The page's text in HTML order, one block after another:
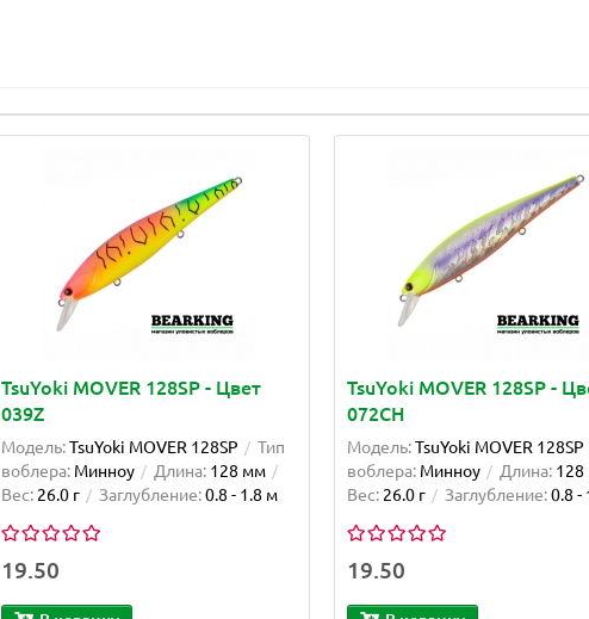
TsuYoki MOVER 128SP - Цвет
039Z
Модель:TsuYoki MOVER 128SP
Тип
воблера: Минноу Длина: 128 мм
Вес: 26.0 г Заглубление:0.8 - 1.8 м
19.50
TsuYoki MOVER 128SP -
072CH
Модель:TsuYoki MOVER 128SP
воблера: Минноу Длина:
Вес: 26.0 г Заглубление:0.8 -
19.50